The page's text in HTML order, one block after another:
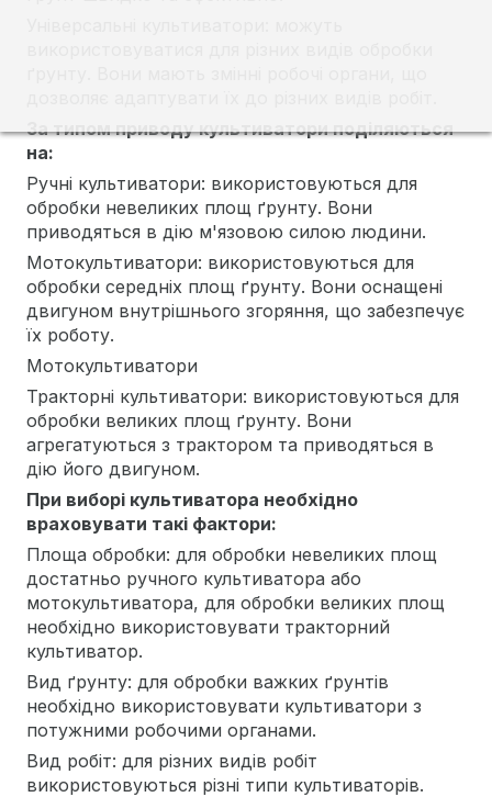
За типом приводу культиватори поділяються
на:
Ручні культиватори: використовуються для
обробки невеликих площ ґрунту. Вони
приводяться в дію м'язовою силою людини.
Мотокультиватори: використовуються для
обробки середніх площ ґрунту. Вони оснащені
двигуном внутрішнього згоряння, що забезпечує
їх роботу.
Мотокультиватори
Тракторні культиватори: використовуються для
обробки великих площ ґрунту. Вони
агрегатуються з трактором та приводяться в
дію його двигуном.
При виборі культиватора необхідно
враховувати такі фактори:
Площа обробки: для обробки невеликих площ
достатньо ручного культиватора або
мотокультиватора, для обробки великих площ
необхідно використовувати тракторний
культиватор.
Вид ґрунту: для обробки важких ґрунтів
необхідно використовувати культиватори з
потужними робочими органами.
Вид робіт: для різних видів робіт
використовуються різні типи культиваторів.